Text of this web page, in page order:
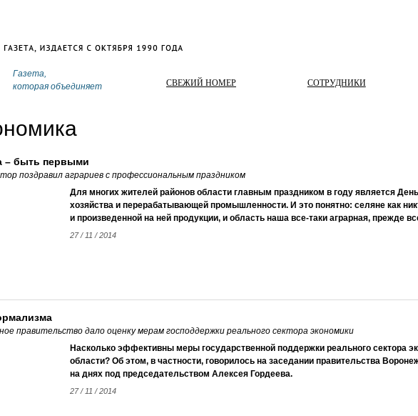
Газета,
которая объединяет
СВЕЖИЙ НОМЕР СОТРУДНИКИ
– быть первыми
поздравил аграриев с профессиональным праздником
Для многих жителей районов области главным праздником в году является
хозяйства и перерабатывающей промышленности. И это понятно: селяне как
и произведенной на ней продукции, и область наша все-таки аграрная, прежде
27 / 11 / 2014
правительство дало оценку мерам господдержки реального сектора экономики
Насколько эффективны меры государственной поддержки реального сектора
области? Об этом, в частности, говорилось на заседании правительства
на днях под председательством Алексея Гордеева.
27 / 11 / 2014